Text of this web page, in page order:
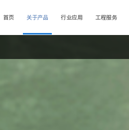
首页 关于产品 行业应用 工程服务